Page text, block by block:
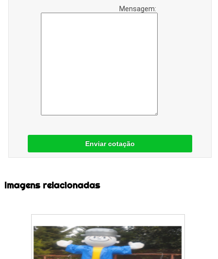
Mensagem:
Enviar cotação
Imagens relacionadas